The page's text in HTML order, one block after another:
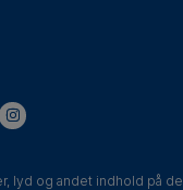
overlæge på
Sårheling på
lyd og andet indhold på